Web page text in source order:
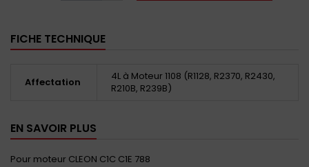
FICHE TECHNIQUE
Affectation
4L à Moteur 1108 (R1128, R2370, R2430,
R210B, R239B)
EN SAVOIR PLUS
Pour moteur CLEON C1C C1E 788